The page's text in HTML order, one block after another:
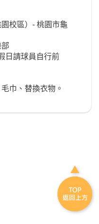
校區）- 桃園市龜
日請球員自行前
巾、替換衣物。